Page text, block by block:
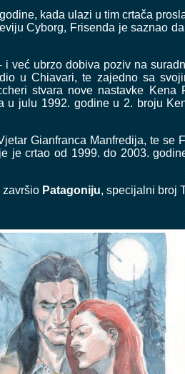
kada ulazi u tim crtača
Cyborg, Frisenda je saznao
već ubrzo dobiva poziv na
u Chiavari, te zajedno sa
stvara nove nastavke
u julu 1992. godine u 2. broju
Gianfranca Manfredija, te se
je crtao od 1999. do 2003.
završio Patagoniju, specijalni broj